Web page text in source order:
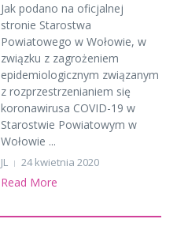
Jak podano na oficjalnej
stronie Starostwa
Powiatowego w Wołowie, w
związku z zagrożeniem
epidemiologicznym związanym
z rozprzestrzenianiem się
koronawirusa COVID-19 w
Starostwie Powiatowym w
Wołowie ...
JL 24 kwietnia 2020
Read More